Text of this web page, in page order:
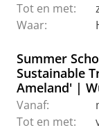
Tot en met:
Waar:
Summer
Sustainable
Ameland' |
Vanaf:
Tot en met: